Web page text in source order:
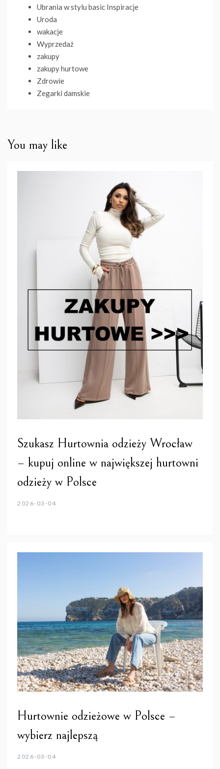
Ubrania w stylu basic Inspiracje
Uroda
wakacje
Wyprzedaż
zakupy
zakupy hurtowe
Zdrowie
Zegarki damskie
You may like
Szukasz Hurtownia odzieży Wrocław
– kupuj online w największej hurtowni
odzieży w Polsce
2026-03-04
Hurtownie odzieżowe w Polsce –
wybierz najlepszą
2026-03-04